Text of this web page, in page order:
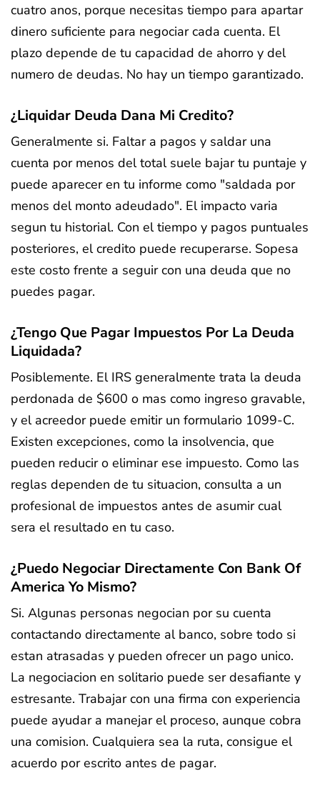
cuatro anos, porque necesitas tiempo para apartar
dinero suficiente para negociar cada cuenta. El
plazo depende de tu capacidad de ahorro y del
numero de deudas. No hay un tiempo garantizado.
¿Liquidar Deuda Dana Mi Credito?
Generalmente si. Faltar a pagos y saldar una
cuenta por menos del total suele bajar tu puntaje y
puede aparecer en tu informe como "saldada por
menos del monto adeudado". El impacto varia
segun tu historial. Con el tiempo y pagos puntuales
posteriores, el credito puede recuperarse. Sopesa
este costo frente a seguir con una deuda que no
puedes pagar.
¿Tengo Que Pagar Impuestos Por La Deuda
Liquidada?
Posiblemente. El IRS generalmente trata la deuda
perdonada de $600 o mas como ingreso gravable,
y el acreedor puede emitir un formulario 1099-C.
Existen excepciones, como la insolvencia, que
pueden reducir o eliminar ese impuesto. Como las
reglas dependen de tu situacion, consulta a un
profesional de impuestos antes de asumir cual
sera el resultado en tu caso.
¿Puedo Negociar Directamente Con Bank Of
America Yo Mismo?
Si. Algunas personas negocian por su cuenta
contactando directamente al banco, sobre todo si
estan atrasadas y pueden ofrecer un pago unico.
La negociacion en solitario puede ser desafiante y
estresante. Trabajar con una firma con experiencia
puede ayudar a manejar el proceso, aunque cobra
una comision. Cualquiera sea la ruta, consigue el
acuerdo por escrito antes de pagar.